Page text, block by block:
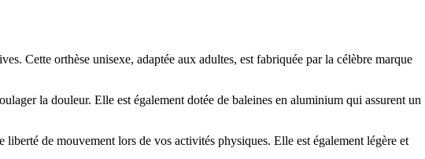
Cette orthèse unisexe, adaptée aux adultes, est fabriquée par la célèbre marque
la douleur. Elle est également dotée de baleines en aluminium qui assurent un
de mouvement lors de vos activités physiques. Elle est également légère et